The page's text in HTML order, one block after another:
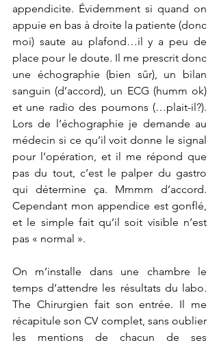
appendicite. Évidemment si quand on
appuie en bas à droite la patiente (donc
moi) saute au plafond…il y a peu de
place pour le doute. Il me prescrit donc
une échographie (bien sûr), un bilan
sanguin (d’accord), un ECG (humm ok)
et une radio des poumons (…plait-il?).
Lors de l’échographie je demande au
médecin si ce qu’il voit donne le signal
pour l’opération, et il me répond que
pas du tout, c’est le palper du gastro
qui détermine ça. Mmmm d’accord.
Cependant mon appendice est gonflé,
et le simple fait qu’il soit visible n’est
pas « normal ».
On m’installe dans une chambre le
temps d’attendre les résultats du labo.
The Chirurgien fait son entrée. Il me
récapitule son CV complet, sans oublier
les mentions de chacun de ses